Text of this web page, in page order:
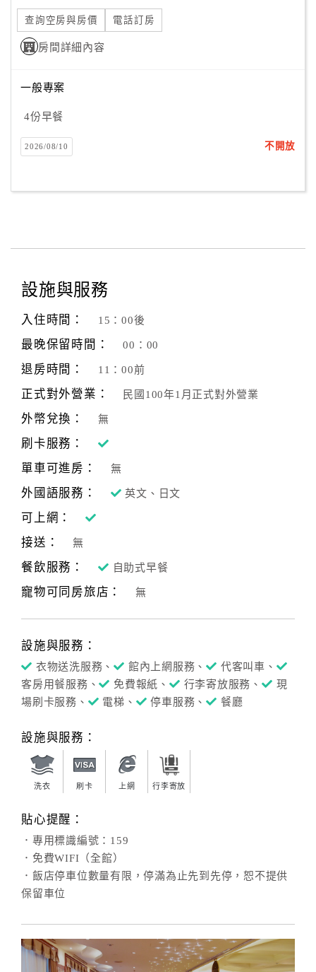
查詢空房與房價 電話訂房
房間詳細內容
一般專案
4份早餐
2026/08/10 不開放
設施與服務
入住時間： 15：00後
最晚保留時間： 00：00
退房時間： 11：00前
正式對外營業： 民國100年1月正式對外營業
外幣兌換： 無
刷卡服務：
單車可進房：
無
外國語服務： 英文、日文
可上網：
接送：
無
餐飲服務： 自助式早餐
寵物可同房旅店： 無
設施與服務：
衣物送洗服務、 館內上網服務、
代客叫車、
客房用餐服務、
免費報紙、 行李寄放服務、
現
場刷卡服務、
電梯、 停車服務、 餐廳
設施與服務：
洗衣 刷卡 上網 行李寄放
貼心提醒：
．專用標識編號：159
．免費WIFI（全館）
．飯店停車位數量有限，停滿為止先到先停，恕不提供
保留車位